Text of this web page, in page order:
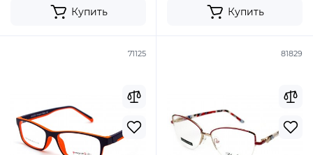
Купить Купить
71125 81829